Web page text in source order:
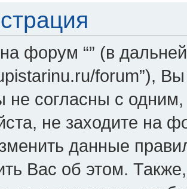
форум “” (в
forum”),
не согласны с
не заходите на
данные
Вас об этом.